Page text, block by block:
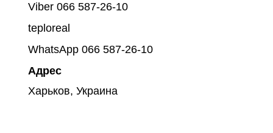
Viber 066 587-26-10
teploreal
WhatsApp 066 587-26-10
Адрес
Харьков, Украина